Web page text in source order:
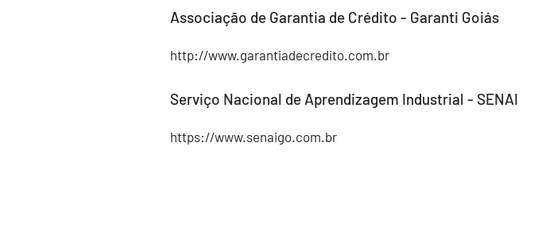
Associação de Garantia de Crédito - Garanti Goiás
http://www.garantiadecredito.com.br
Serviço Nacional de Aprendizagem Industrial - SENAI
https://www.senaigo.com.br